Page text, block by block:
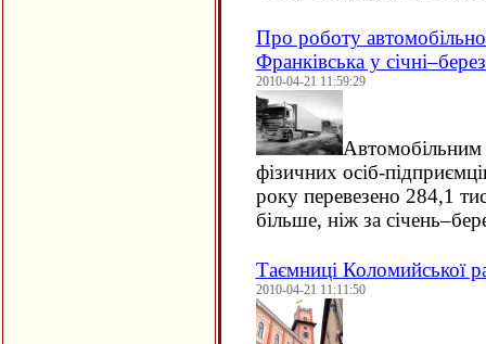
Про роботу
Франківська у
2010-04-21 11:59:29
Автомобільним
фізичних осіб-
року перевезено 284,1
більше, ніж за
Таємниці Коломийської
2010-04-21 11:11:50